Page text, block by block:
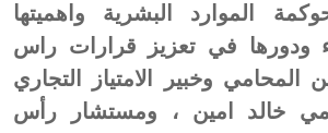
الموارد البشرية واهميتها
ودورها في تعزيز قرارات راس
المحامي وخبير الامتياز التجاري
خالد امين ، ومستشار رأس